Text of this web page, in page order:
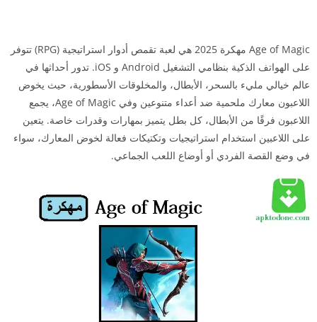
Age of Magic مهكرة 2025 هي لعبة تقمص أدوار استراتيجية (RPG) تتوفر
على الهواتف الذكية بنظامي التشغيل Android و iOS. تدور أحداثها في
عالم خيالي مليء بالسحر، الأبطال، والمخلوقات الأسطورية، حيث يخوض
اللاعبون معارك ملحمية ضد أعداء متنوعين وفي Age of Magic، يجمع
اللاعبون فرقًا من الأبطال، كل بطل يتميز بمهارات وقدرات خاصة. يتعين
على اللاعبين استخدام استراتيجيات وتكتيكات فعالة لخوض المعارك، سواء
في وضع القصة الفردي أو أوضاع اللعب الجماعي.